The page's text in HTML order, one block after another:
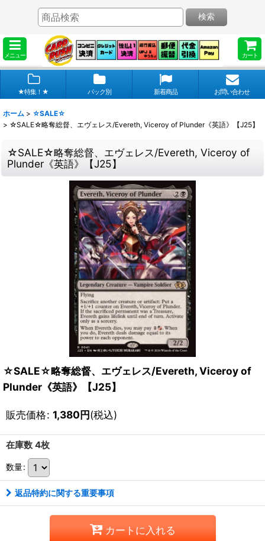
メニュー カート
検索
★特集！★ パック別 新着商品 お問い合わせ
ホーム > ☆SALE☆
> ☆SALE☆略奪総督、エヴェレス/Evereth, Viceroy of Plunder《英語》【J25】
☆SALE☆略奪総督、エヴェレス/Evereth, Viceroy of
Plunder《英語》【J25】
☆SALE☆略奪総督、エヴェレス/Evereth, Viceroy of
Plunder《英語》【J25】
販売価格: 1,380円(税込)
在庫数 4枚
数量:
返品特約に関する重要事項
カートに入れる